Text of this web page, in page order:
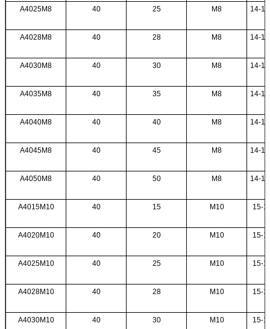
A4025M8 40 25 M8 14-
A4028M8 40 28 M8 14-
A4030M8 40 30 M8 14-
A4035M8 40 35 M8 14-
A4040M8 40 40 M8 14-
A4045M8 40 45 M8 14-
A4050M8 40 50 M8 14-
A4015M10 40 15 M10
15-
A4020M10 40 20 M10
15-
A4025M10 40 25 M10
15-
A4028M10 40 28 M10
15-
A4030M10 40 30 M10
15-